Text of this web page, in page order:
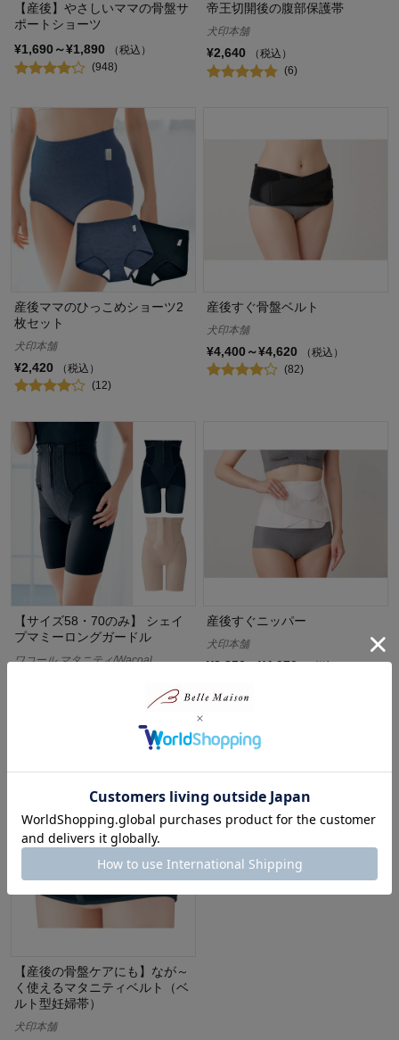
【産後】やさしいママの骨盤サ
ポートショーツ
¥1,690～¥1,890
（税込）
(948)
帝王切開後の腹部保護帯
犬印本舗
¥2,640
（税込）
(6)
産後ママのひっこめショーツ2
枚セット
犬印本舗
¥2,420
（税込）
(12)
産後すぐ骨盤ベルト
犬印本舗
¥4,400～¥4,620
（税込）
(82)
【サイズ58・70のみ】 シェイ
プマミーロングガードル
ワコール マタニティ/Wacoal
産後すぐニッパー
犬印本舗
¥3,850～¥4,070
【産後の骨盤ケアにも】なが～
く使えるマタニティベルト（ベ
ルト型妊婦帯）
犬印本舗